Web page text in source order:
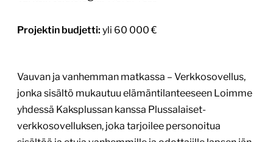
Projektin budjetti: yli 60 000 €
Vauvan ja vanhemman matkassa – Verkkosovellus,
jonka sisältö mukautuu elämäntilanteeseen Loimme
yhdessä Kaksplussan kanssa Plussalaiset-
verkkosovelluksen, joka tarjoilee personoitua